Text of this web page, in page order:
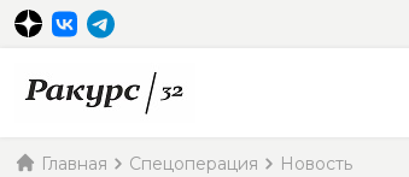
Главная Спецоперация Новость